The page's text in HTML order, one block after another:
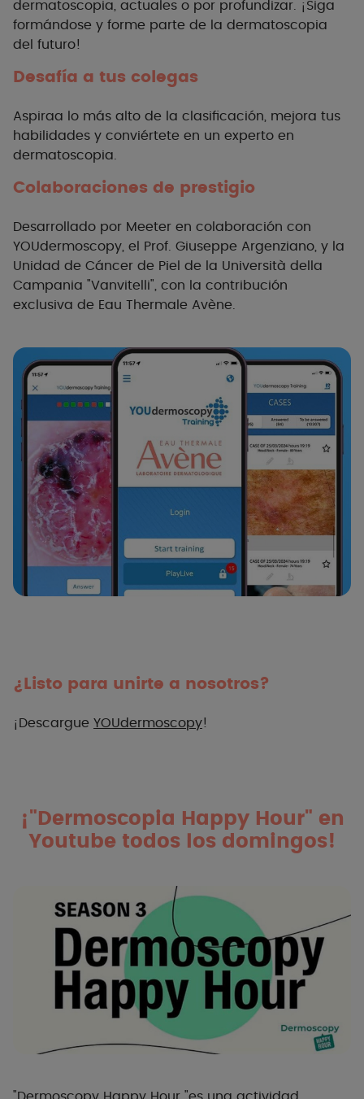
dermatoscopia, actuales o por profundizar. ¡ Siga
formándose y forme parte de la dermatoscopia
del futuro!
Desafía a tus colegas
Aspiraa lo más alto de la clasificación, mejora tus
habilidades y conviértete en un experto en
dermatoscopia
Colaboraciones de prestigio
Desarrollado por Meeter en colaboración con
YOUdermoscopy, el Prof. Giuseppe Argenziano, y la
Unidad de Cáncer de Piel de la Università della
Campania "Vanvitelli", con la contribución
exclusiva de Eau Thermale Avène
¿Listo para unirte a nosotros?
¡ Descargue YOUdermoscopy!
¡"Dermoscopia Happy Hour" en
Youtube todos los domingos!